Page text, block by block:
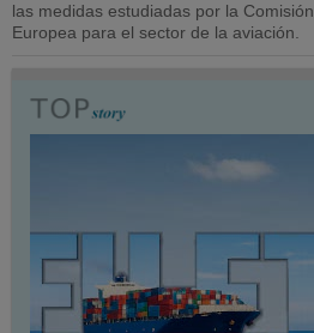
las medidas estudiadas por la Comisión
Europea para el sector de la aviación.